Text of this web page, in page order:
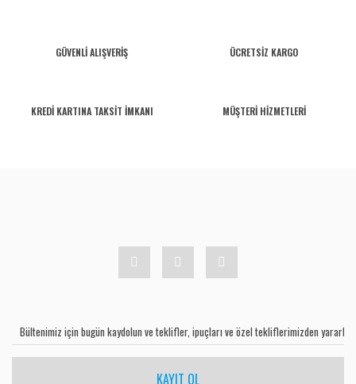
GÜVENLİ ALIŞVERİŞ ÜCRETSİZ KARGO
KREDİ KARTINA TAKSİT İMKANI MÜŞTERİ HİZMETLERİ
KAYIT OL